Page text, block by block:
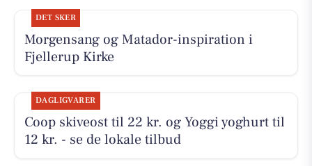
DET SKER
Morgensang og Matador-inspiration i
Fjellerup Kirke
DAGLIGVARER
Coop skiveost til 22 kr. og Yoggi yoghurt til
12 kr. - se de lokale tilbud